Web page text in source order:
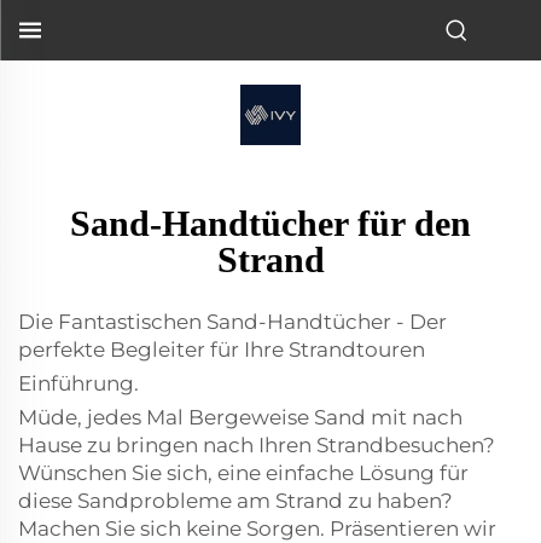
Sand-Handtücher für den
Strand
Die Fantastischen Sand-Handtücher - Der
perfekte Begleiter für Ihre Strandtouren
Einführung.
Müde, jedes Mal Bergeweise Sand mit nach
Hause zu bringen nach Ihren Strandbesuchen?
Wünschen Sie sich, eine einfache Lösung für
diese Sandprobleme am Strand zu haben?
Machen Sie sich keine Sorgen. Präsentieren wir